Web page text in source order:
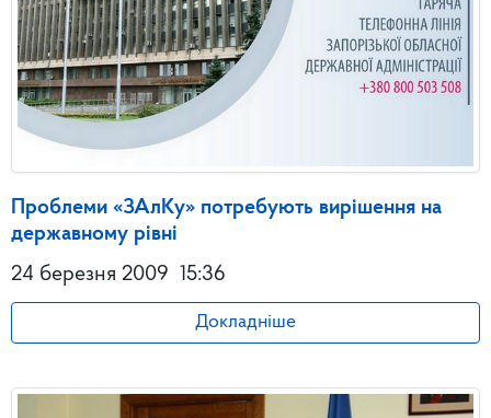
Проблеми «ЗАлКу» потребують вирішення на
державному рівні
24 березня 2009
15:36
Докладніше